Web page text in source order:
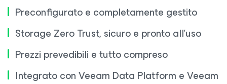
Preconfigurato e completamente gestito
Storage Zero Trust, sicuro e pronto all'uso
Prezzi prevedibili e tutto compreso
Integrato con Veeam Data Platform e Veeam